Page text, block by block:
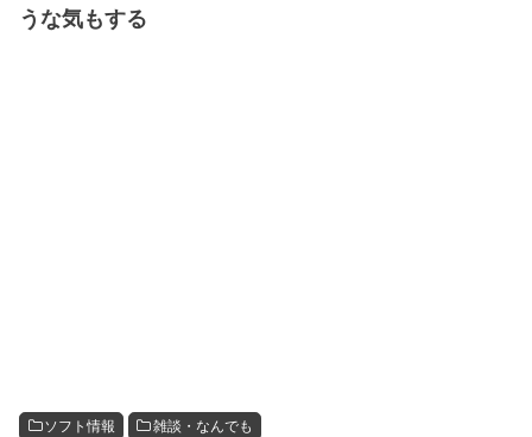
うな気もする
ソフト情報 雑談・なんでも